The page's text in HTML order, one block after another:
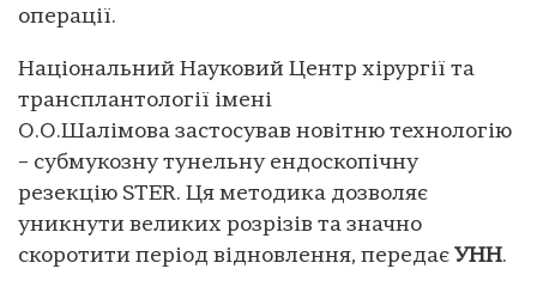
операції.
Національний Науковий Центр хірургії та
трансплантології імені
О.О.Шалімова застосував новітню технологію
– субмукозну тунельну ендоскопічну
резекцію STER. Ця методика дозволяє
уникнути великих розрізів та значно
скоротити період відновлення, передає УНН.